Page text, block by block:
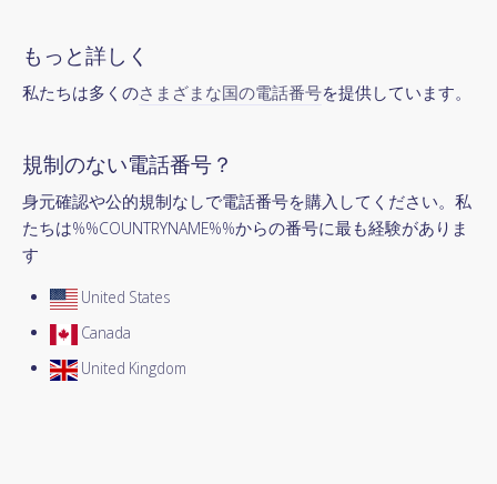
もっと詳しく
私たちは多くのさまざまな国の電話番号を提供しています。
規制のない電話番号？
身元確認や公的規制なしで電話番号を購入してください。私
たちは%%COUNTRYNAME%%からの番号に最も経験がありま
す
United States
Canada
United Kingdom